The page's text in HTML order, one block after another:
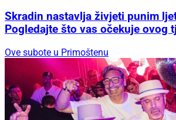
Skradin nastavlja živjeti punim
Pogledajte što vas očekuje ovog
Ove subote u Primoštenu